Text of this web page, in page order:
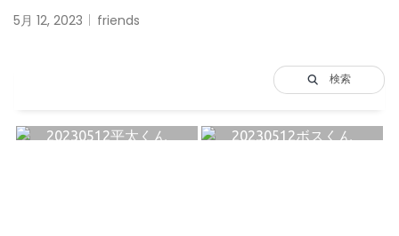
5月 12, 2023 friends
検索
20230512平太くん 20230512ボスくん